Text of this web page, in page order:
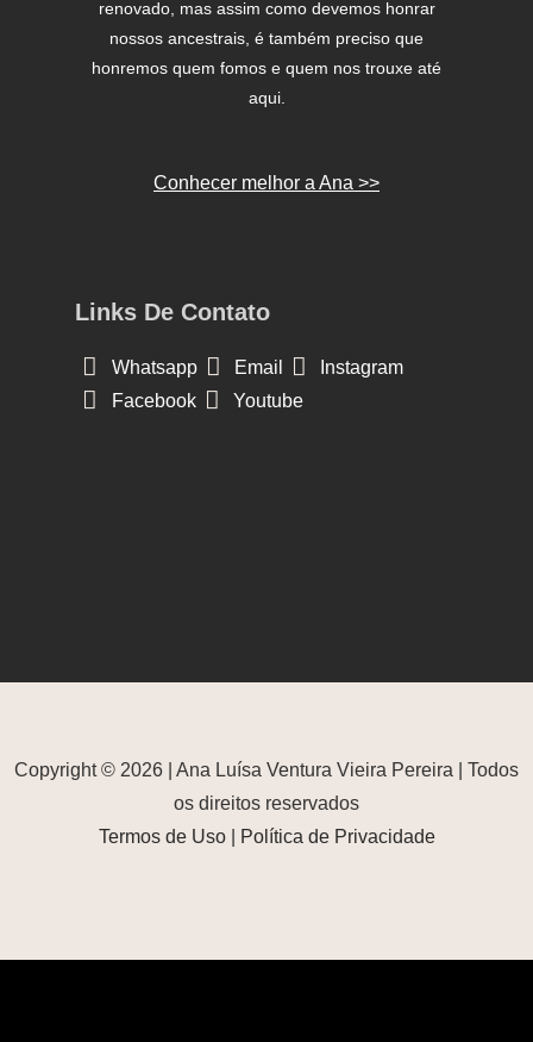
renovado, mas assim como devemos honrar
nossos ancestrais, é também preciso que
honremos quem fomos e quem nos trouxe até
aqui.
Conhecer melhor a Ana >>
Links De Contato
Whatsapp Email
Instagram
Facebook
Youtube
Copyright © 2026 | Ana Luísa Ventura Vieira Pereira | Todos
os direitos reservados
Termos de Uso| Política de Privacidade